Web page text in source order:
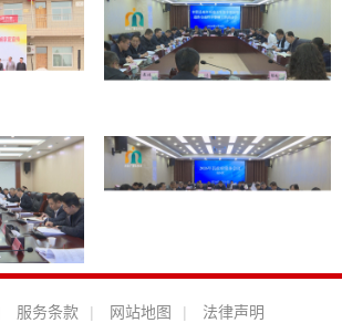
服务条款 | 网站地图 |
法律声明